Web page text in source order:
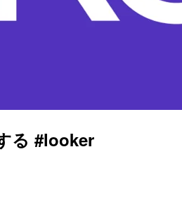
る #looker